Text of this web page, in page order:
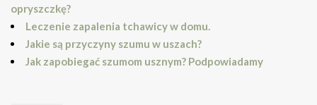
opryszczkę?
Leczenie zapalenia tchawicy w domu.
Jakie są przyczyny szumu w uszach?
Jak zapobiegać szumom usznym? Podpowiadamy